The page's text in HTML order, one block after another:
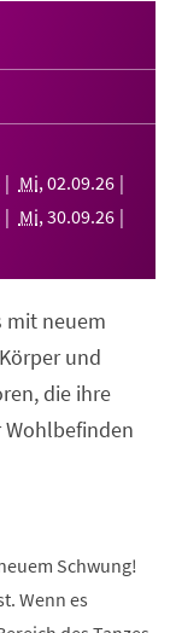
Mi, 02.09.26
Mi, 30.09.26
mit neuem
und
die ihre
Schwung!
Wenn es